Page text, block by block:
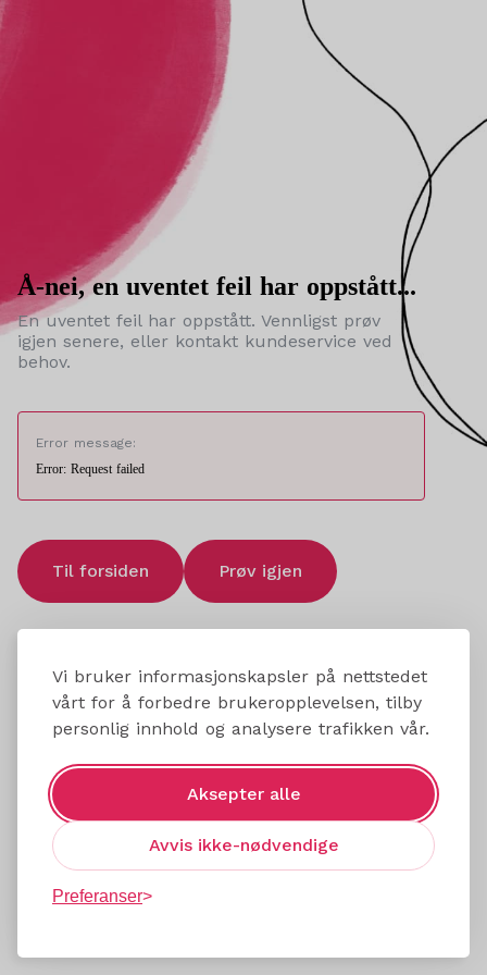
Vi bruker informasjonskapsler på nettstedet
vårt for å forbedre brukeropplevelsen, tilby
personlig innhold og analysere trafikken vår.
Aksepter alle
Avvis ikke-nødvendige
Preferanser
Å-nei, en uventet feil har oppstått...
En uventet feil har oppstått. Vennligst prøv
igjen senere, eller kontakt kundeservice ved
behov.
Error message:
Error: Request failed
Til forsiden Prøv igjen